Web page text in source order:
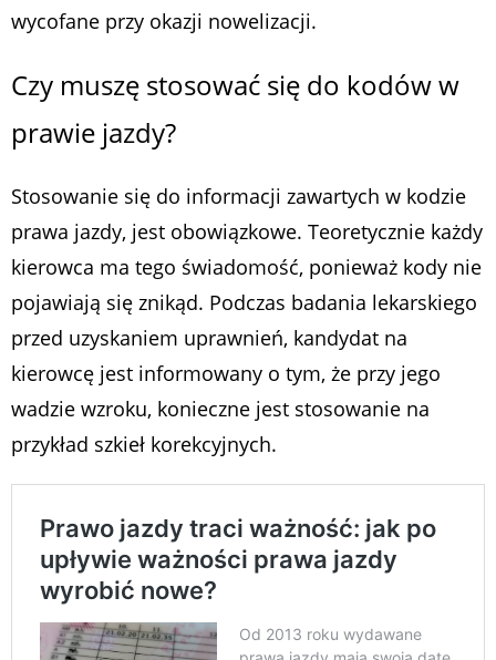
wycofane przy okazji nowelizacji.
Czy muszę stosować się do kodów w
prawie jazdy?
Stosowanie się do informacji zawartych w kodzie
prawa jazdy, jest obowiązkowe. Teoretycznie każdy
kierowca ma tego świadomość, ponieważ kody nie
pojawiają się znikąd. Podczas badania lekarskiego
przed uzyskaniem uprawnień, kandydat na
kierowcę jest informowany o tym, że przy jego
wadzie wzroku, konieczne jest stosowanie na
przykład szkieł korekcyjnych.